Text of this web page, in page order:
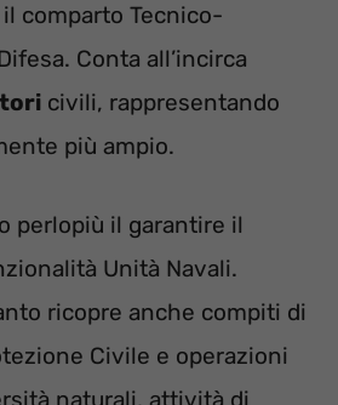
comparto Tecnico-
Conta all’incirca
civili, rappresentando
più ampio.
perlopiù il garantire il
Unità Navali.
ricopre anche compiti di
Civile e operazioni
naturali, attività di